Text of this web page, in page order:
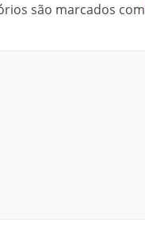
são marcados com